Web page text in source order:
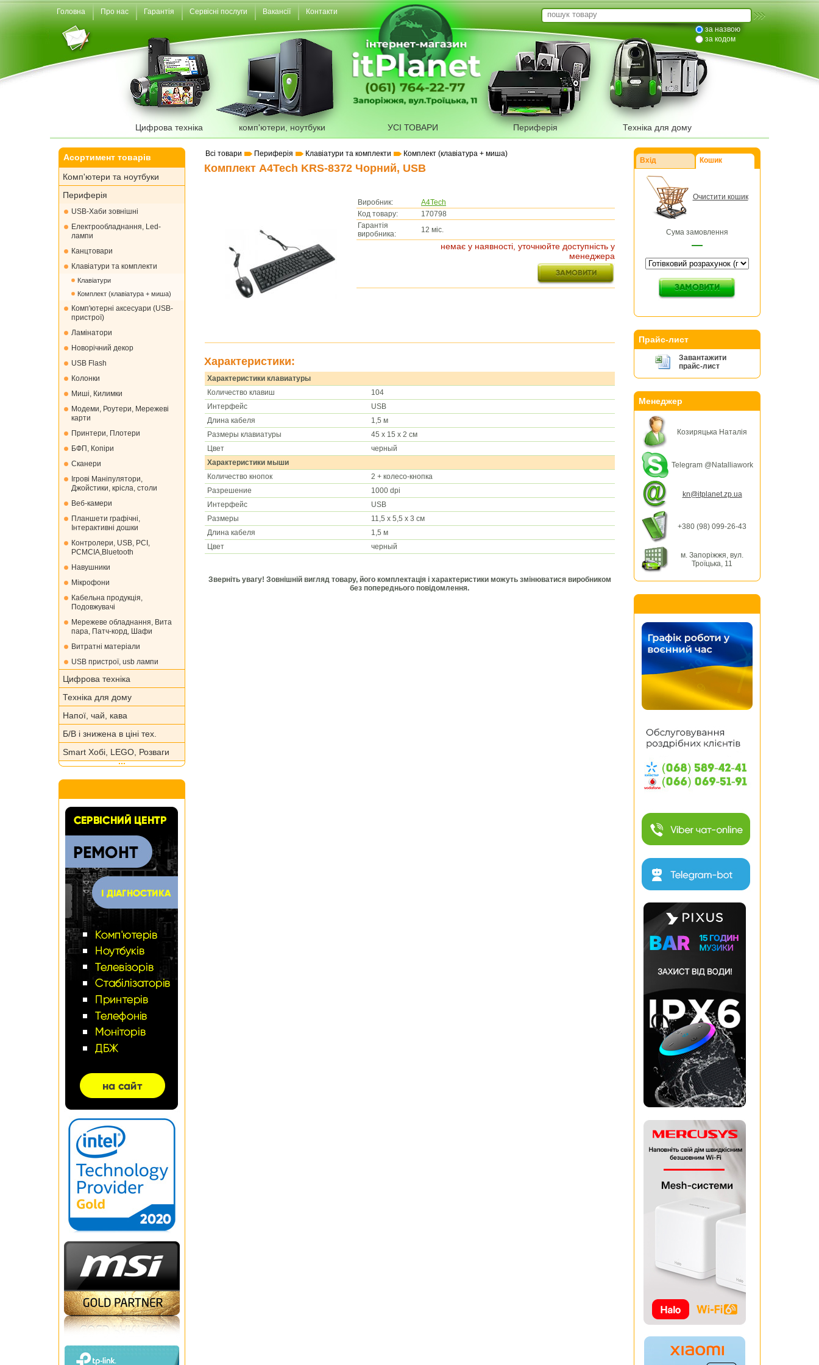
Головна Про нас Гарантія Сервісні послуги Вакансії Контакти
Цифрова техніка комп'ютери, ноутбуки УСІ ТОВАРИ Периферія Техніка для дому
за назвою
за кодом
Асортимент товарів
Комп'ютери та ноутбуки
Периферія
USB-Хаби зовнішні
Електрообладнання, Led-
лампи
Канцтовари
Клавіатури та комплекти
Клавіатури
Комплект (клавіатура + миша)
Комп'ютерні аксесуари (USB-
пристрої)
Ламінатори
Новорічний декор
USB Flash
Колонки
Миші, Килимки
Модеми, Роутери, Мережеві
карти
Принтери, Плотери
БФП, Копіри
Сканери
Ігрові Маніпулятори,
Джойстики, крісла, столи
Веб-камери
Планшети графічні,
Інтерактивні дошки
Контролери, USB, PCI,
PCMCIA,Bluetooth
Навушники
Мікрофони
Кабельна продукція,
Подовжувачі
Мережеве обладнання, Вита
пара, Патч-корд, Шафи
Витратні матеріали
USB пристрої, usb лампи
Цифрова техніка
Техніка для дому
Напої, чай, кава
Б/В і знижена в ціні тех.
Smart Хобі, LEGO, Розваги
Всі товари Периферія Клавіатури та комплекти Комплект (клавіатура + миша)
Комплект A4Tech KRS-8372 Чорний, USB
Виробник:
A4Tech
Код товару:
170798
Гарантія
виробника:
12 міс.
немає у наявності, уточнюйте доступність у
менеджера
Характеристики:
Характеристики клавиатуры
Количество клавиш
104
Интерфейс
USB
Длина кабеля
1,5 м
Размеры клавиатуры
45 х 15 х 2 см
Цвет
черный
Характеристики мыши
Количество кнопок
2 + колесо-кнопка
Разрешение
1000 dpi
Интерфейс
USB
Размеры
11,5 х 5,5 х 3 см
Длина кабеля
1,5 м
Цвет
черный
Зверніть увагу! Зовнішній вигляд товару, його комплектація і характеристики можуть змінюватися виробником
без попереднього повідомлення.
Вхід Кошик
Очистити кошик
Сума замовлення
—
Прайс-лист
Завантажити
прайс-лист
Менеджер
Козиряцька Наталія
Telegram @Natalliawork
kn@itplanet.zp.ua
+380 (98) 099-26-43
м. Запоріжжя, вул.
Троїцька, 11